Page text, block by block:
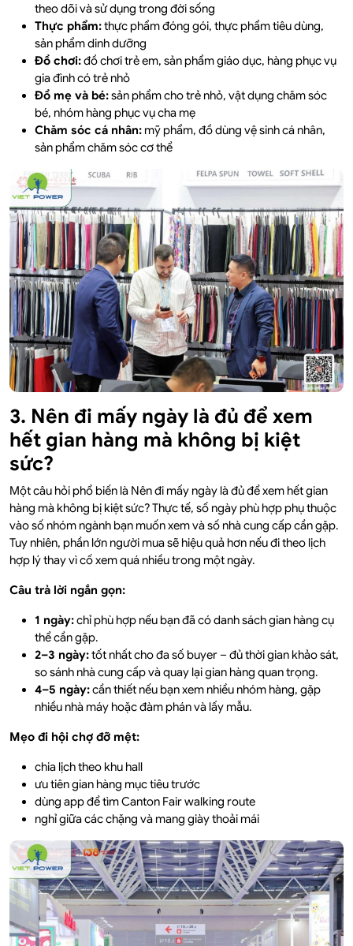
theo dõi và sử dụng trong đời sống
Thực phẩm:thực phẩm đóng gói, thực phẩm tiêu dùng,
sản phẩm dinh dưỡng
Đồ chơi:đồ chơi trẻ em, sản phẩm giáo dục, hàng phục vụ
gia đình có trẻ nhỏ
Đồ mẹ và bé:sản phẩm cho trẻ nhỏ, vật dụng chăm sóc
bé, nhóm hàng phục vụ cha mẹ
Chăm sóc cá nhân: mỹ phẩm, đồ dùng vệ sinh cá nhân,
sản phẩm chăm sóc cơ thể
3. Nên đi mấy ngày là đủ để xem
hết gian hàng mà không bị kiệt
sức?
Một câu hỏi phổ biến là Nên đi mấy ngày là đủ để xem hết gian
hàng mà không bị kiệt sức? Thực tế, số ngày phù hợp phụ thuộc
vào số nhóm ngành bạn muốn xem và số nhà cung cấp cần gặp.
Tuy nhiên, phần lớn người mua sẽ hiệu quả hơn nếu đi theo lịch
hợp lý thay vì cố xem quá nhiều trong một ngày.
Câu trả lời ngắn gọn:
1 ngày:chỉ phù hợp nếu bạn đã có danh sách gian hàng cụ
thể cần gặp.
2–3 ngày:tốt nhất cho đa số buyer – đủ thời gian khảo sát,
so sánh nhà cung cấp và quay lại gian hàng quan trọng.
4–5 ngày:cần thiết nếu bạn xem nhiều nhóm hàng, gặp
nhiều nhà máy hoặc đàm phán và lấy mẫu.
Mẹo đi hội chợ đỡ mệt:
chia lịch theo khu hall
ưu tiên gian hàng mục tiêu trước
dùng app để tìm Canton Fair walking route
nghỉ giữa các chặng và mang giày thoải mái